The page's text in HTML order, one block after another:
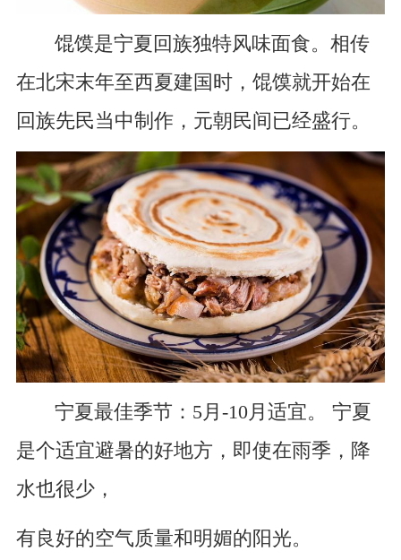
馄馍是宁夏回族独特风味面食。相传
在北宋末年至西夏建国时，馄馍就开始在
回族先民当中制作，元朝民间已经盛行。
宁夏最佳季节：5月-10月适宜。 宁夏
是个适宜避暑的好地方，即使在雨季，降
水也很少，
有良好的空气质量和明媚的阳光。